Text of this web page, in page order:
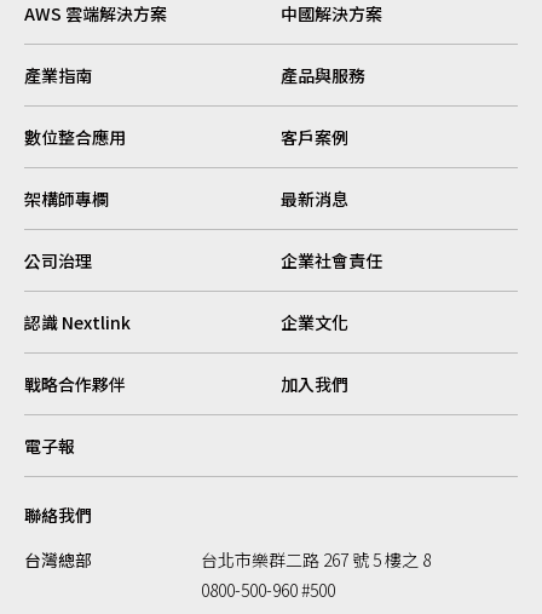
AWS 雲端解決方案 中國解決方案
產業指南 產品與服務
數位整合應用 客戶案例
架構師專欄 最新消息
公司治理 企業社會責任
認識 Nextlink 企業文化
戰略合作夥伴 加入我們
電子報
聯絡我們
台灣總部
台北市樂群二路 267 號 5 樓之 8
0800-500-960 #500